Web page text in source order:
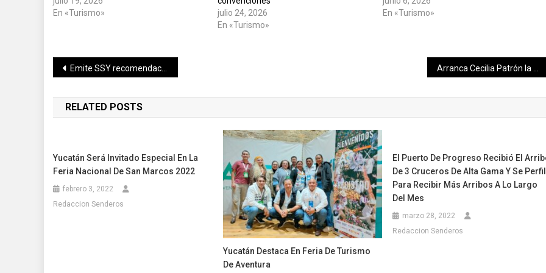
En «Turismo»
julio 24, 2026
En «Turismo»
En «Turismo»
Navegación
de
entradas
Emite SSY recomendaciones para prevenir mordeduras de serpiente Arranca Cecilia Patrón la Cruzada Forestal 2026; “Vamos a plantar más de 8 mil 500 árboles que crecerán sanos y fuertes”
RELATED POSTS
Yucatán Será Invitado Especial En La
Feria Nacional De San Marcos 2022
febrero 3, 2022
Redaccion Senderos
Yucatán Destaca En Feria De Turismo
De Aventura
El Puerto De Progreso Recibió El
De 3 Cruceros De Alta Gama Y Se
Para Recibir Más Arribos A Lo Largo
Del Mes
marzo 28, 2022
Redaccion Senderos